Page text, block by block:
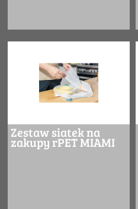
Zestaw siatek na
zakupy rPET MIAMI